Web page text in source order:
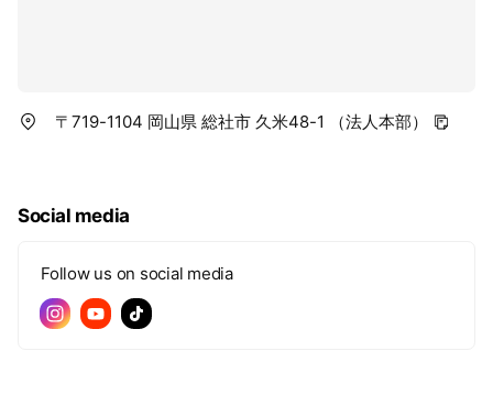
〒719-1104 岡山県 総社市 久米48-1 （法人本部）
Social media
Follow us on social media